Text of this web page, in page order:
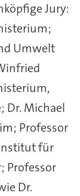
Jury:
Umwelt
Dr. Michael
Professor
für
Professor
Dr.